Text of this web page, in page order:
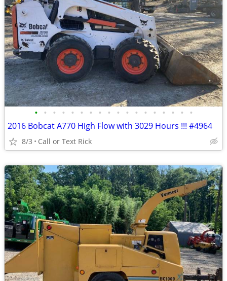
• • • • • • • • • • • • • • • • • •
2016 Bobcat A770 High Flow with 3029 Hours !!! #4964
8/3 Call or Text Rick